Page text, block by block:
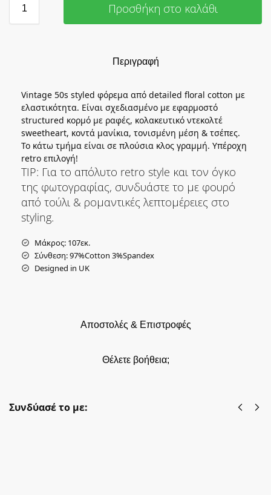
Προσθήκη στο καλάθι
Περιγραφή
Αποστολές & Επιστροφές
Θέλετε βοήθεια;
Vintage 50s styled φόρεμα από detailed floral cotton με
ελαστικότητα. Είναι σχεδιασμένο με εφαρμοστό
structured κορμό με ραφές, κολακευτικό ντεκολτέ
sweetheart, κοντά μανίκια, τονισμένη μέση & τσέπες.
Το κάτω τμήμα είναι σε πλούσια κλος γραμμή. Υπέροχη
retro επιλογή!
TIP: Για το απόλυτο retro style και τον όγκο
της φωτογραφίας, συνδυάστε το με φουρό
από τούλι & ρομαντικές λεπτομέρειες στο
styling.
Μάκρος: 107εκ.
Σύνθεση: 97%Cotton 3%Spandex
Designed in UK
Συνδύασέ το με: